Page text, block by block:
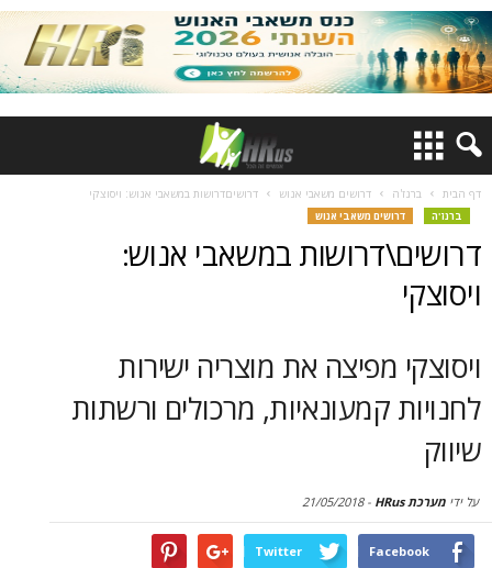
דף הבית ברנז'ה דרושים משאבי אנוש דרושיםדרושות במשאבי אנוש: ויסוצקי
ברנז'ה דרושים משאבי אנוש
דרושים\דרושות במשאבי אנוש:
ויסוצקי
ויסוצקי מפיצה את מוצריה ישירות
לחנויות קמעונאיות, מרכולים ורשתות
שיווק
על ידי מערכת HRus -
21/05/2018
Facebook
Twitter